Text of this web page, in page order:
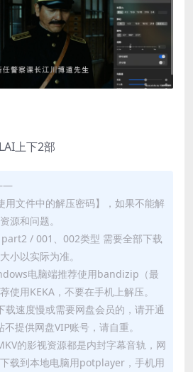
上下2部
用文件中的解压密码】，如果不能解
源和问题。
/ 001、002类型 需要全部下载
小以实际为准。
电脑端推荐使用bandizip（最
使用KEKA，不要在手机上解压。
载速度慢或需要网盘会员的，请开通
提供网盘VIP账号，请自重。
的影视资源都是内封字幕音轨，网
载到本地电脑用potplayer，手机用